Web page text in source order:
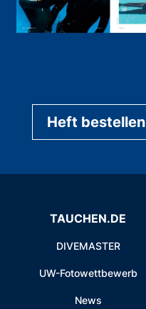
Heft bestellen
TAUCHEN.DE
DIVEMASTER
UW-Fotowettbewerb
News